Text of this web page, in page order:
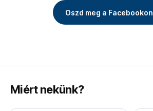
Oszd meg a Facebookon
Miért nekünk?